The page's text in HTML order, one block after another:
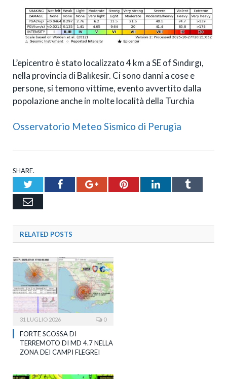
L’epicentro è stato localizzato 4 km a SE of Sındırgı,
nella provincia di Balıkesir. Ci sono danni a cose e
persone, si temono vittime, evento avvertito dalla
popolazione anche in molte località della Turchia
Osservatorio Meteo Sismico di Perugia
SHARE.
TwitterFacebookGoogle+PinterestLinkedInTumblr
Email
RELATED POSTS
31 LUGLIO 2026 0
FORTE SCOSSA DI
TERREMOTO DI MD 4.7 NELLA
ZONA DEI CAMPI FLEGREI